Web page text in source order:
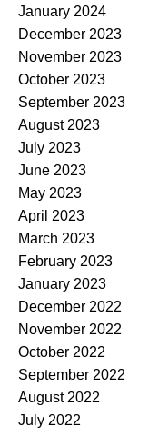
January 2024
December 2023
November 2023
October 2023
September 2023
August 2023
July 2023
June 2023
May 2023
April 2023
March 2023
February 2023
January 2023
December 2022
November 2022
October 2022
September 2022
August 2022
July 2022